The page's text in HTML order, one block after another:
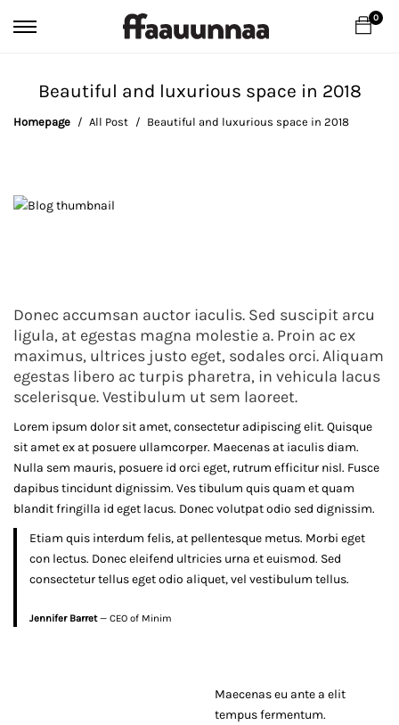
0
Beautiful and luxurious space in 2018
Homepage All Post Beautiful and luxurious space in 2018
and
luxurious
space
2018
febrero
2019
Donec accumsan auctor iaculis. Sed suscipit arcu
ligula, at egestas magna molestie a. Proin ac ex
maximus, ultrices justo eget, sodales orci. Aliquam
egestas libero ac turpis pharetra, in vehicula lacus
scelerisque. Vestibulum ut sem laoreet.
Lorem ipsum dolor sit amet, consectetur adipiscing elit. Quisque
sit amet ex at posuere ullamcorper. Maecenas at iaculis diam.
Nulla sem mauris, posuere id orci eget, rutrum efficitur nisl. Fusce
dapibus tincidunt dignissim. Ves tibulum quis quam et quam
blandit fringilla id eget lacus. Donec volutpat odio sed dignissim.
Etiam quis interdum felis, at pellentesque metus. Morbi eget
con lectus. Donec eleifend ultricies urna et euismod. Sed
consectetur tellus eget odio aliquet, vel vestibulum tellus.
Jennifer Barret— CEO of Minim
Maecenas eu ante a elit
tempus fermentum.